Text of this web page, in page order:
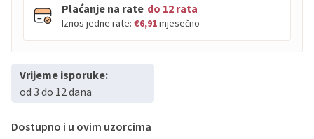
Plaćanje na rate do 12 rata
Iznos jedne rate: €6,91mjesečno
PBZ
PBZ
Erste
Maestro
Vrijeme isporuke:
od 3 do 12 dana
Dostupno i u ovim uzorcima